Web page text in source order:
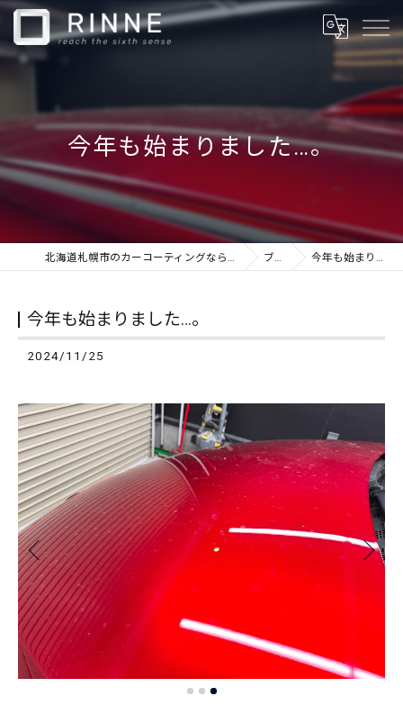
今年も始まりました…。
北海道札幌市のカーコーティングならカーケアショップRINNE ブログ 今年も始まりました…。
今年も始まりました…。
2024/11/25